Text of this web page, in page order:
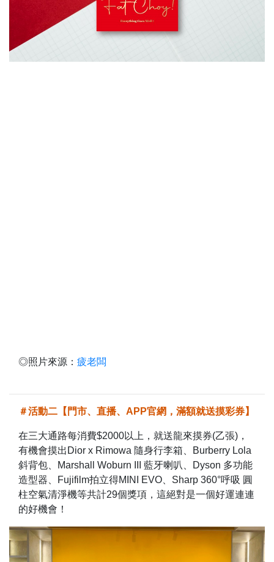
◎照片來源： 疲老闆
＃活動二【門市、直播、APP官網，滿額就送摸彩券】
在三大通路每消費$2000以上，就送龍來摸券(乙張)，
有機會摸出Dior x Rimowa 隨身行李箱、Burberry Lola
斜背包、Marshall Woburn III 藍牙喇叭、Dyson 多功能
造型器、Fujifilm拍立得MINI EVO、Sharp 360°呼吸 圓
柱空氣清淨機等共計29個獎項，這絕對是一個好運連連
的好機會！